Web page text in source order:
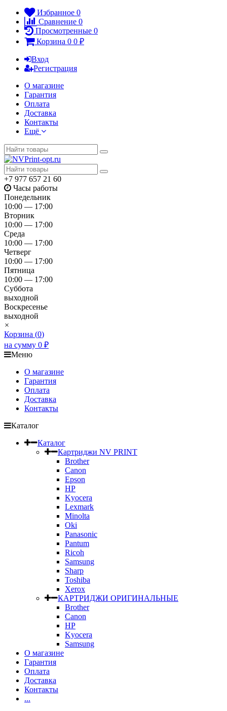
Избранное 0
Сравнение 0
Просмотренные 0
Корзина 0 0 ₽
Вход
Регистрация
О магазине
Гарантия
Оплата
Доставка
Контакты
Ещё
+7 977 657 21 60
Часы работы
Понедельник
10:00 — 17:00
Вторник
10:00 — 17:00
Среда
10:00 — 17:00
Четверг
10:00 — 17:00
Пятница
10:00 — 17:00
Суббота
выходной
Воскресенье
выходной
×
Корзина (0)
на сумму 0 ₽
Меню
О магазине
Гарантия
Оплата
Доставка
Контакты
Каталог
Каталог
Картриджи NV PRINT
Brother
Canon
Epson
HP
Kyocera
Lexmark
Minolta
Oki
Panasonic
Pantum
Ricoh
Samsung
Sharp
Toshiba
Xerox
КАРТРИДЖИ ОРИГИНАЛЬНЫЕ
Brother
Canon
HP
Kyocera
Samsung
О магазине
Гарантия
Оплата
Доставка
Контакты
...